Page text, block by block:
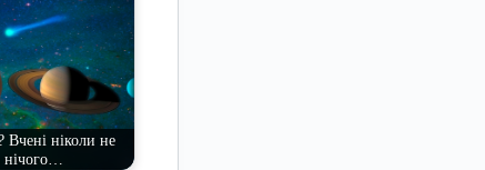
Вчені ніколи не